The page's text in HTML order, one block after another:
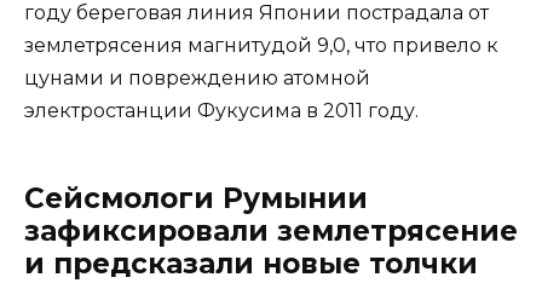
году береговая линия Японии пострадала от
землетрясения магнитудой 9,0, что привело к
цунами и повреждению атомной
электростанции Фукусима в 2011 году.
Сейсмологи Румынии
зафиксировали землетрясение
и предсказали новые толчки